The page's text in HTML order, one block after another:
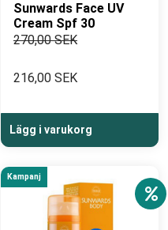
Sunwards Face UV
Cream Spf 30
270,00 SEK
216,00 SEK
Lägg i varukorg
Kampanj